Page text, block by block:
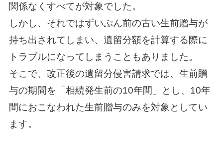
関係なくすべてが対象でした。
しかし、それではずいぶん前の古い生前贈与が
持ち出されてしまい、遺留分額を計算する際に
トラブルになってしまうこともありました。
そこで、改正後の遺留分侵害請求では、生前贈
与の期間を「相続発生前の10年間」とし、10年
間におこなわれた生前贈与のみを対象としてい
ます。